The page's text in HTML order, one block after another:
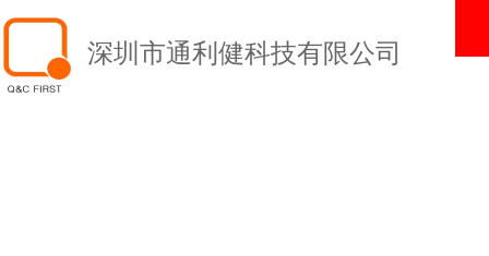
深圳市通利健科技有限公司